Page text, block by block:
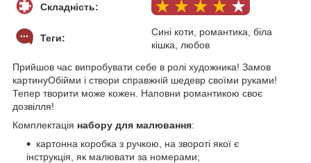
Складність:
Теги:
Сині коти, романтика, біла
кішка, любов
Прийшов час випробувати себе в ролі художника! Замов
картинуОбійми і створи справжній шедевр своїми руками!
Тепер творити може кожен. Наповни романтикою своє
дозвілля!
Комплектація набору для малювання:
картонна коробка з ручкою, на звороті якої є
інструкція, як малювати за номерами;